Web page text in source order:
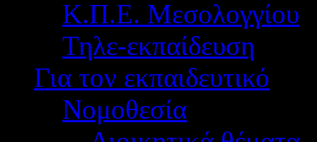
Κ.Π.Ε. Μεσολογγίου
Τηλε-εκπαίδευση
Για τον εκπαιδευτικό
Νομοθεσία